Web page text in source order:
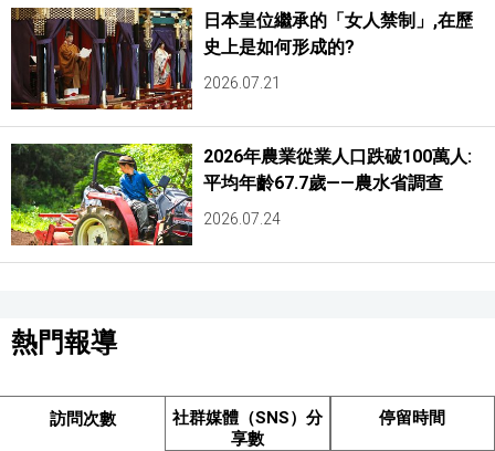
日本皇位繼承的「女人禁制」,在歷
史上是如何形成的?
2026.07.21
2026年農業從業人口跌破100萬人:
平均年齡67.7歲——農水省調查
2026.07.24
熱門報導
訪問次數
社群媒體（SNS）分
享數
停留時間